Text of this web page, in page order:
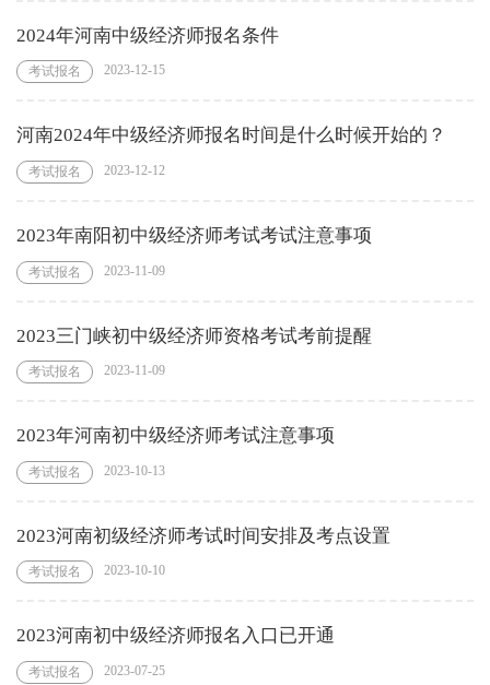
2024年河南中级经济师报名条件
考试报名 2023-12-15
河南2024年中级经济师报名时间是什么时候开始的？
考试报名 2023-12-12
2023年南阳初中级经济师考试考试注意事项
考试报名 2023-11-09
2023三门峡初中级经济师资格考试考前提醒
考试报名 2023-11-09
2023年河南初中级经济师考试注意事项
考试报名 2023-10-13
2023河南初级经济师考试时间安排及考点设置
考试报名 2023-10-10
2023河南初中级经济师报名入口已开通
考试报名 2023-07-25